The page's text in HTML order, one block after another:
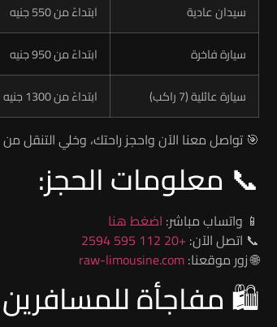
سيدان عادية
ابتداءً من 550 جنيه
سيارة فاخرة
ابتداءً من 950 جنيه
سيارة عائلية (7 راكب)
ابتداءً من 1300 جنيه
🎯 تواصل معنا الآن واحجز راحتك، وخلي التنقل
📞 معلومات الحجز:
📱 واتساب مباشر: اضغط هنا
📞 اتصل الآن: +20 112 595 2594
🌐 زور موقعنا:raw-limousine.com
🛍️ مفاجأة للمسافرين